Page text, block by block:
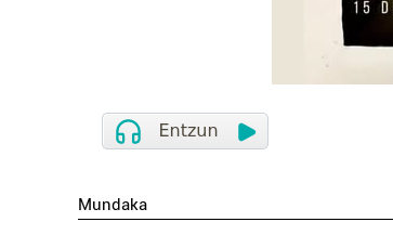
Mundaka